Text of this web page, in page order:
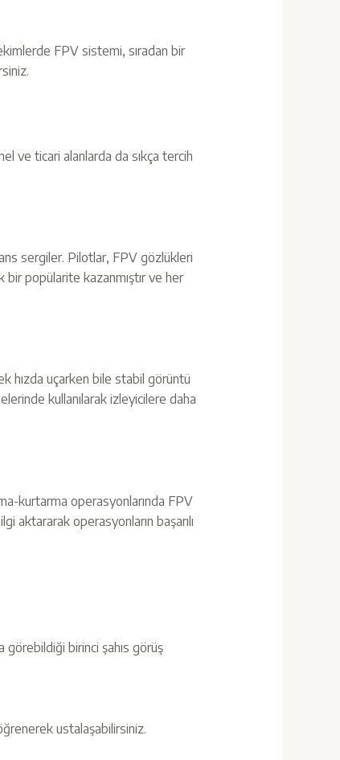
FPV sistemi, sıradan bir
ve ticari alanlarda da sıkça tercih
sergiler. Pilotlar, FPV gözlükleri
bir popülarite kazanmıştır ve her
hızda uçarken bile stabil görüntü
kullanılarak izleyicilere daha
kurtarma operasyonlarında FPV
aktararak operasyonların başarılı
görebildiği birinci şahıs görüş
ustalaşabilirsiniz.